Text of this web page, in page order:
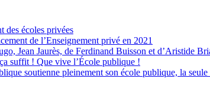
des écoles privées
de l’Enseignement privé en 2021
Jean Jaurès, de Ferdinand Buisson et d’Aristide
suffit ! Que vive l’École publique !
soutienne pleinement son école publique, la